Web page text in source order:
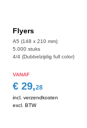
Flyers
A5 (148 x 210 mm)
5.000 stuks
4/4 (Dubbelzijdig full color)
VANAF
€ 29,28
incl. verzendkosten
excl. BTW